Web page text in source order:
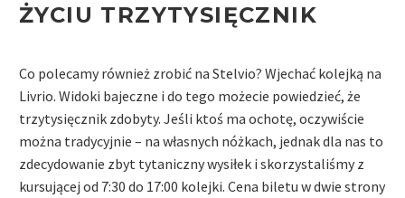
ŻYCIU TRZYTYSIĘCZNIK
Co polecamy również zrobić na Stelvio? Wjechać kolejką na
Livrio. Widoki bajeczne i do tego możecie powiedzieć, że
trzytysięcznik zdobyty. Jeśli ktoś ma ochotę, oczywiście
można tradycyjnie – na własnych nóżkach, jednak dla nas to
zdecydowanie zbyt tytaniczny wysiłek i skorzystaliśmy z
kursującej od 7:30 do 17:00 kolejki. Cena biletu w dwie strony